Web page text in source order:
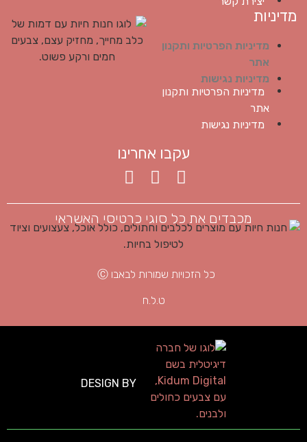
מדיניות
מדיניות הפרטיות ותקנון
אתר
מדיניות נגישות
מדיניות הפרטיות ותקנון
אתר
מדיניות נגישות
עקבו אחרינו
מכבדים את כל סוגי כרטיסי האשראי
כל הזכויות שמורות לבאבו Ⓒ
ט.ל.ח
DESIGN BY